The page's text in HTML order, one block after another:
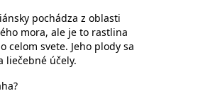
pochádza z oblasti
mora, ale je to rastlina
celom svete. Jeho plody sa
liečebné účely.